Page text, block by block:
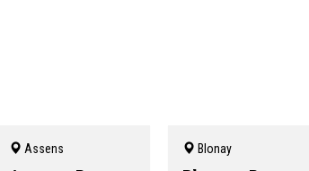
Assens Blonay